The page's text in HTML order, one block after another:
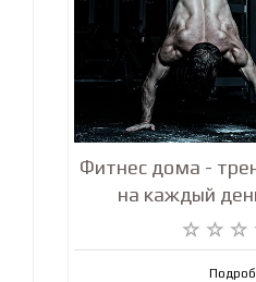
Фитнес дома -
на каждый